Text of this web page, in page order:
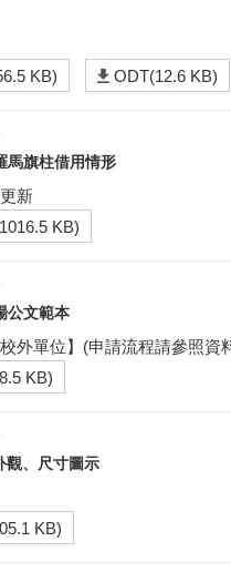
KB)
ODT(12.6 KB)
馬旗柱借用情形
新
KB)
公文範本
外單位】(申請流程請參照資
KB)
、尺寸圖示
KB)